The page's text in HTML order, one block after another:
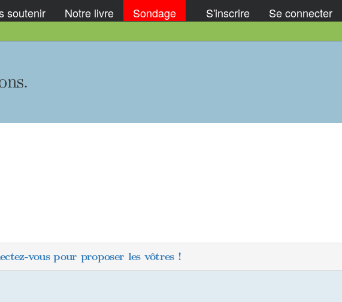
soutenir Notre livre Sondage S'inscrire Se connecter
vous pour proposer les vôtres !